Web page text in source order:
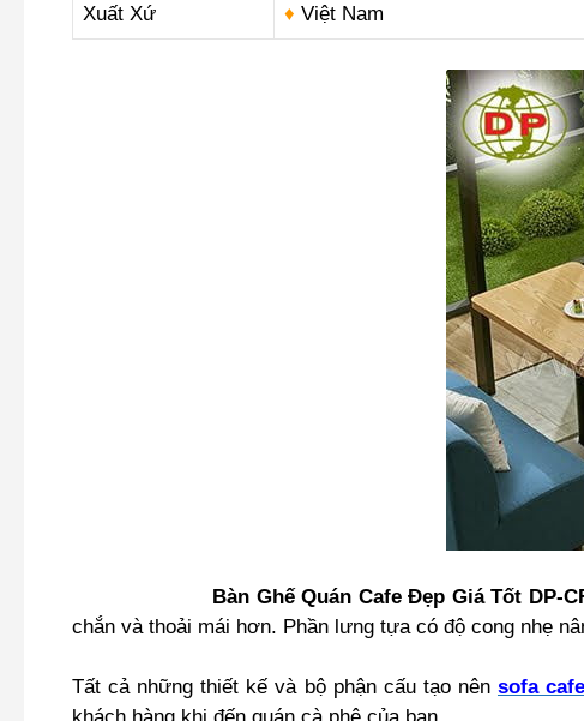
Xuất Xứ ♦ Việt Nam
Bàn Ghế Quán Cafe Đẹp Giá Tốt DP-
chắn và thoải mái hơn. Phần lưng tựa có độ cong nhẹ
Tất cả những thiết kế và bộ phận cấu tạo nên sofa cafe